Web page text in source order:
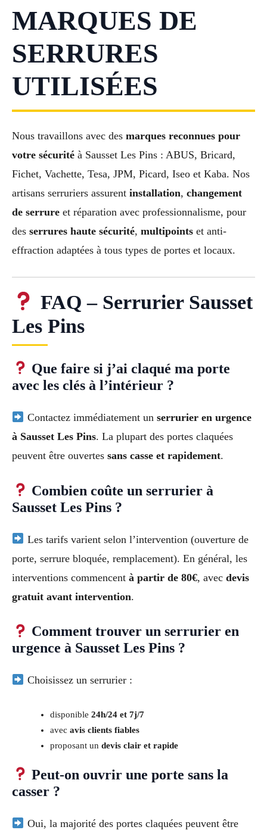
MARQUES DE
SERRURES
UTILISÉES
Nous travaillons avec des marques reconnues pour
votre sécurité à Sausset Les Pins : ABUS, Bricard,
Fichet, Vachette, Tesa, JPM, Picard, Iseo et Kaba. Nos
artisans serruriers assurent installation, changement
de serrure et réparation avec professionnalisme, pour
des serrures haute sécurité, multipoints et anti-
effraction adaptées à tous types de portes et locaux.
FAQ – Serrurier Sausset
Les Pins
Que faire si j’ai claqué ma porte
avec les clés à l’intérieur ?
Contactez immédiatement un serrurier en urgence
à Sausset Les Pins. La plupart des portes claquées
peuvent être ouvertes sans casse et rapidement.
Combien coûte un serrurier à
Sausset Les Pins ?
Les tarifs varient selon l’intervention (ouverture de
porte, serrure bloquée, remplacement). En général, les
interventions commencent à partir de 80€, avec devis
gratuit avant intervention.
Comment trouver un serrurier en
urgence à Sausset Les Pins ?
Choisissez un serrurier :
disponible 24h/24 et 7j/7
avec avis clients fiables
proposant un devis clair et rapide
Peut-on ouvrir une porte sans la
casser ?
Oui, la majorité des portes claquées peuvent être